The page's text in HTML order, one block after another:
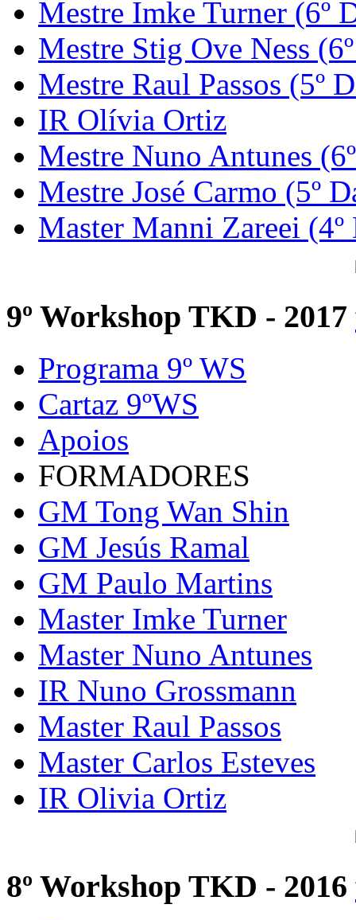
Mestre Imke Turner (6º
Mestre Stig Ove Ness
Mestre Raul Passos (5º
IR Olívia Ortiz
Mestre Nuno Antunes
Mestre José Carmo (5º
Master Manni Zareei (4º
9º Workshop TKD - 2017
Programa 9º WS
Cartaz 9ºWS
Apoios
FORMADORES
GM Tong Wan Shin
GM Jesús Ramal
GM Paulo Martins
Master Imke Turner
Master Nuno Antunes
IR Nuno Grossmann
Master Raul Passos
Master Carlos Esteves
IR Olivia Ortiz
8º Workshop TKD - 2016